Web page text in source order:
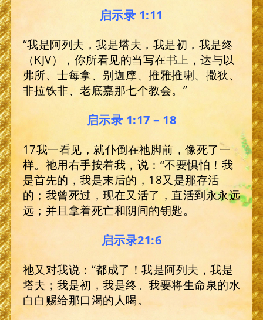
启示录 1:11
“我是阿列夫，我是塔夫，我是初，我是终
（KJV），你所看见的当写在书上，达与以
弗所、士每拿、别迦摩、推雅推喇、撒狄、
非拉铁非、老底嘉那七个教会。”
启示录 1:17 – 18
17我一看见，就仆倒在祂脚前，像死了一
样。祂用右手按着我，说：“不要惧怕！我
是首先的，我是末后的，18又是那存活
的；我曾死过，现在又活了，直活到永永远
远；并且拿着死亡和阴间的钥匙。
启示录21:6
祂又对我说：“都成了！我是阿列夫，我是
塔夫；我是初，我是终。我要将生命泉的水
白白赐给那口渴的人喝。